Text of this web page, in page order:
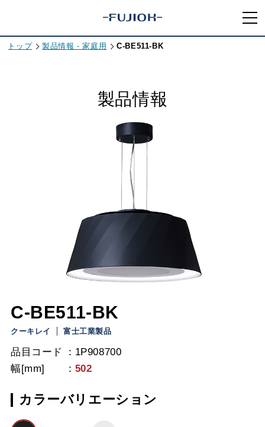
トップ 製品情報 - 家庭用 C-BE511-BK
製品情報
C-BE511-BK
クーキレイ 富士工業製品
品目コード
1P908700
幅[mm]
502
カラーバリエーション